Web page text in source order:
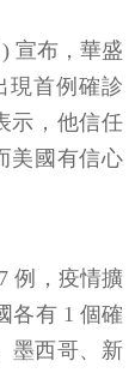
宣布，華盛
現首例確診
示，他信任
美國有信心
例，疫情擴
各有 1 個確
墨西哥、新